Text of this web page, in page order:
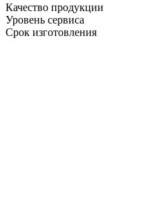
Качество продукции
Уровень сервиса
Срок изготовления